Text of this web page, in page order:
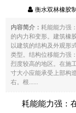
衡水双林橡胶
内容简介：耗能能力强
的内力和变形。建筑橡
以建筑的结构及外观形
类型。结构位移能力强
烈度较高的地区。在施
寸大小应能承受上部构
右。根......
耗能能力强：